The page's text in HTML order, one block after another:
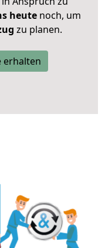
heutenoch, um
zu planen.
erhalten